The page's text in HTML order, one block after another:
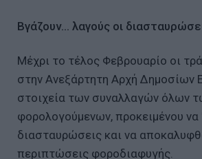
Βγάζουν… λαγούς οι
Μέχρι το τέλος Φεβρουαρίο οι
στην Ανεξάρτητη Αρχή Δημοσίων
στοιχεία των συναλλαγών όλων
φορολογούμενων, προκειμένου να
διασταυρώσεις και να
περιπτώσεις φοροδιαφυγής.